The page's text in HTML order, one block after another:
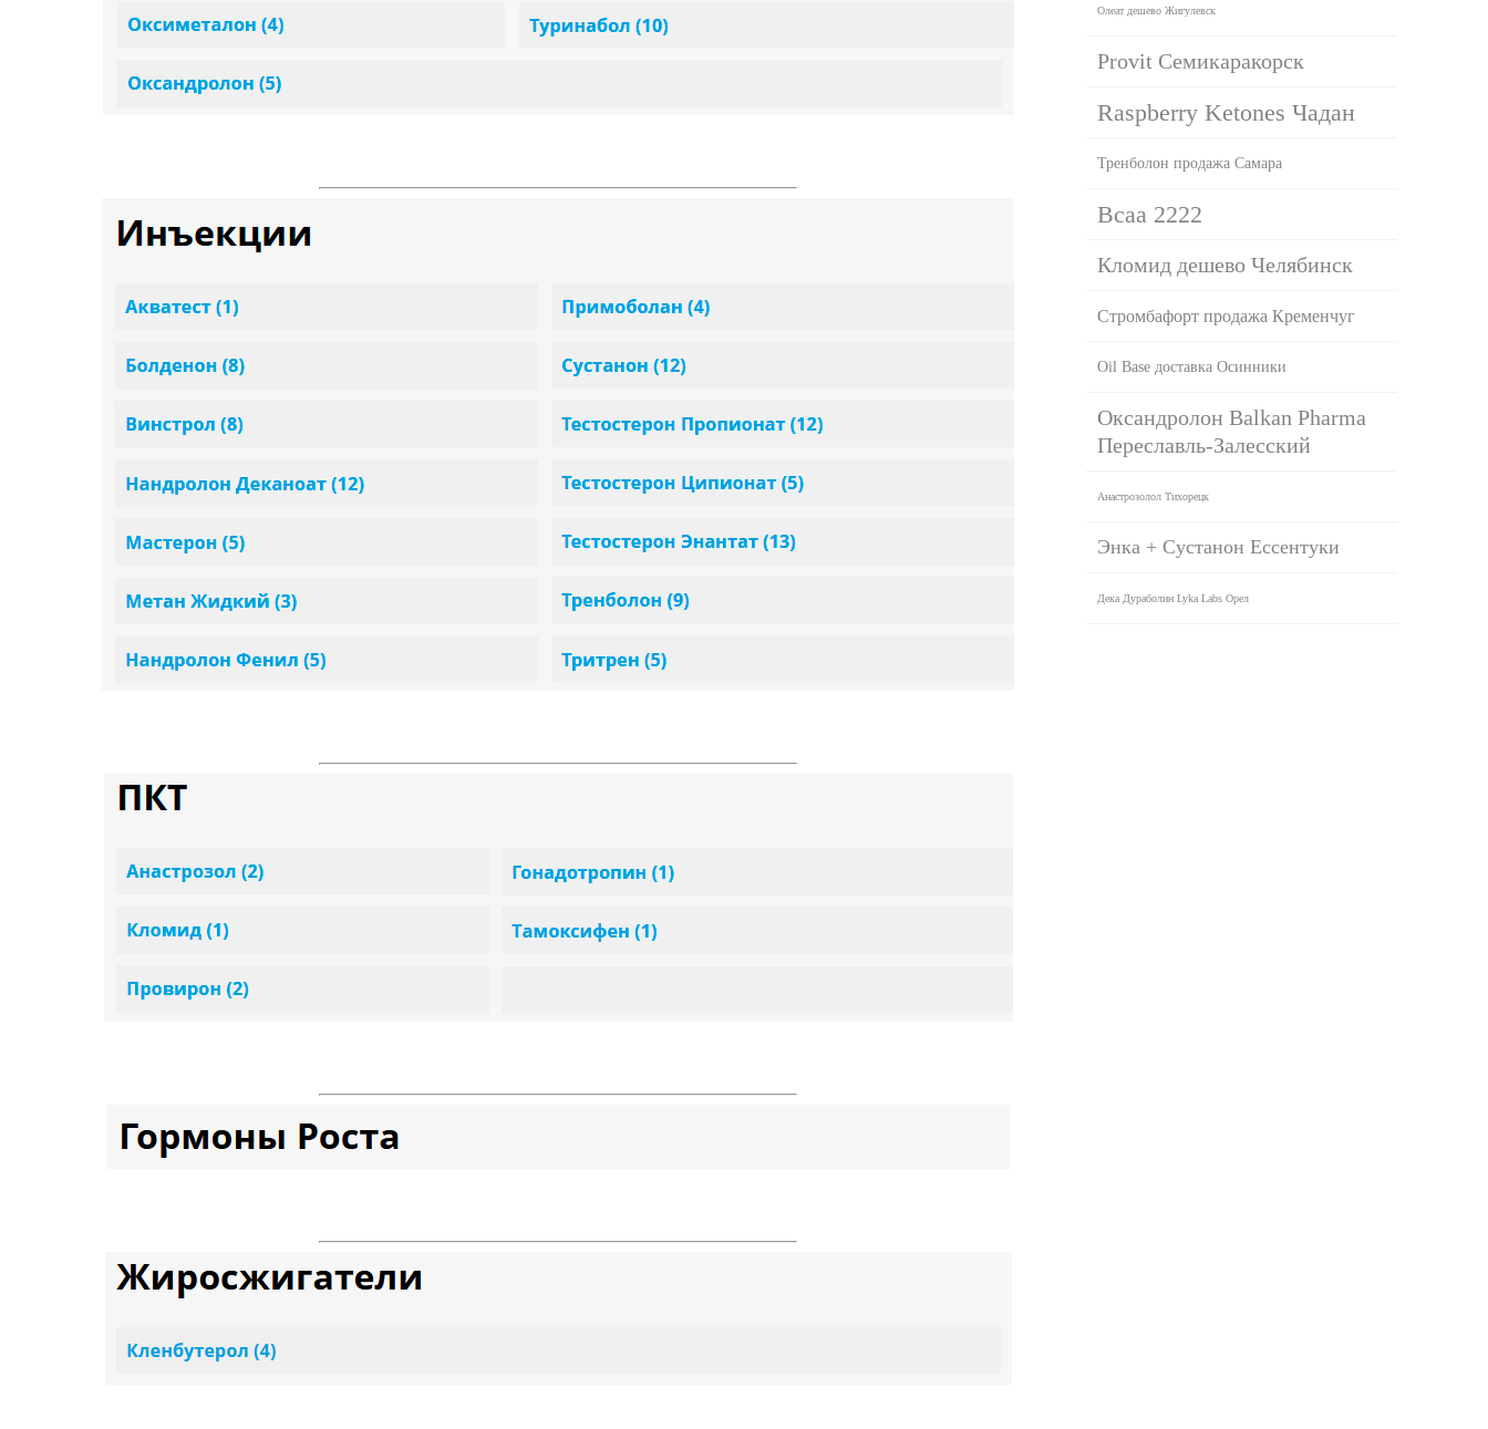
Олеат дешево Жигулевск
Provit Семикаракорск
Raspberry Ketones Чадан
Тренболон продажа Самара
Bcaa 2222
Кломид дешево Челябинск
Стромбафорт продажа Кременчуг
Oil Base доставка Осинники
Оксандролон Balkan Pharma
Переславль-Залесский
Анастрозолол Тихорецк
Энка + Сустанон Ессентуки
Дека Дураболин Lyka Labs Орел